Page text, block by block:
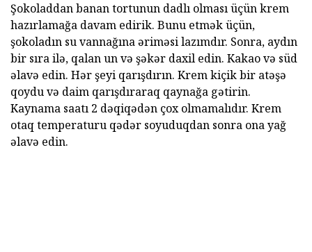
Şokoladdan banan tortunun dadlı olması üçün krem
hazırlamağa davam edirik. Bunu etmək üçün,
şokoladın su vannağına əriməsi lazımdır. Sonra, aydın
bir sıra ilə, qalan un və şəkər daxil edin. Kakao və süd
əlavə edin. Hər şeyi qarışdırın. Krem kiçik bir atəşə
qoydu və daim qarışdıraraq qaynağa gətirin.
Kaynama saatı 2 dəqiqədən çox olmamalıdır. Krem
otaq temperaturu qədər soyuduqdan sonra ona yağ
əlavə edin.